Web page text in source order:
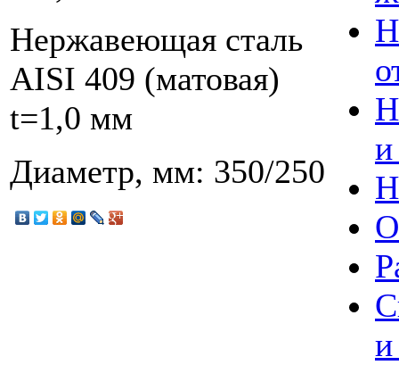
Нержавеющая сталь
AISI 409 (матовая)
t=1,0 мм
Диаметр, мм: 350/250
и
и